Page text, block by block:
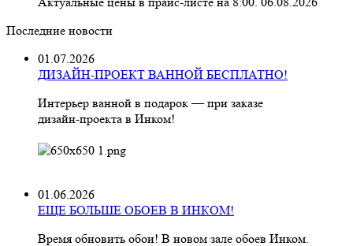
Последние новости
01.07.2026
ДИЗАЙН-ПРОЕКТ ВАННОЙ БЕСПЛАТНО!
Интерьер ванной в подарок — при заказе
дизайн‑проекта в Инком!
01.06.2026
ЕЩЕ БОЛЬШЕ ОБОЕВ В ИНКОМ!
Время обновить обои! В новом зале обоев Инком.